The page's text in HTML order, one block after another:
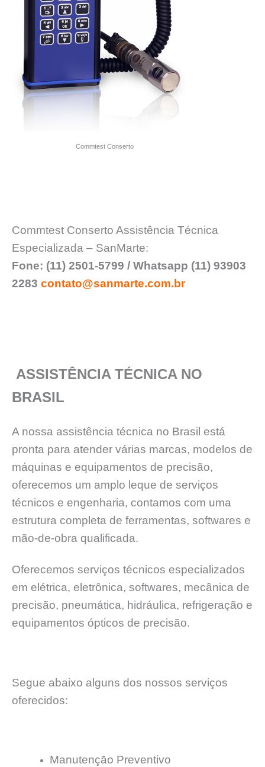
Commtest Conserto
Commtest Conserto Assistência Técnica
Especializada – SanMarte:
Fone: (11) 2501-5799 / Whatsapp (11) 93903
2283 contato@sanmarte.com.br
ASSISTÊNCIA TÉCNICA NO
BRASIL
A nossa assistência técnica no Brasil está
pronta para atender várias marcas, modelos de
máquinas e equipamentos de precisão,
oferecemos um amplo leque de serviços
técnicos e engenharia, contamos com uma
estrutura completa de ferramentas, softwares e
mão-de-obra qualificada.
Oferecemos serviços técnicos especializados
em elétrica, eletrônica, softwares, mecânica de
precisão, pneumática, hidráulica, refrigeração e
equipamentos ópticos de precisão.
Segue abaixo alguns dos nossos serviços
oferecidos:
Manutençāo Preventivo